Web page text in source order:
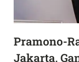
Pramono-
Jakarta,